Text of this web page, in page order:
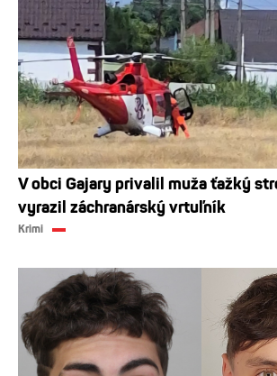
V obci Gajary privalil muža ťažký
vyrazil záchranárský vrtuľník
Krimi